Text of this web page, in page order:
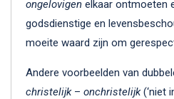
ongelovigen elkaar ontmoeten
godsdienstige en
moeite waard zijn om
Andere voorbeelden van
christelijk– onchristelijk(‘niet